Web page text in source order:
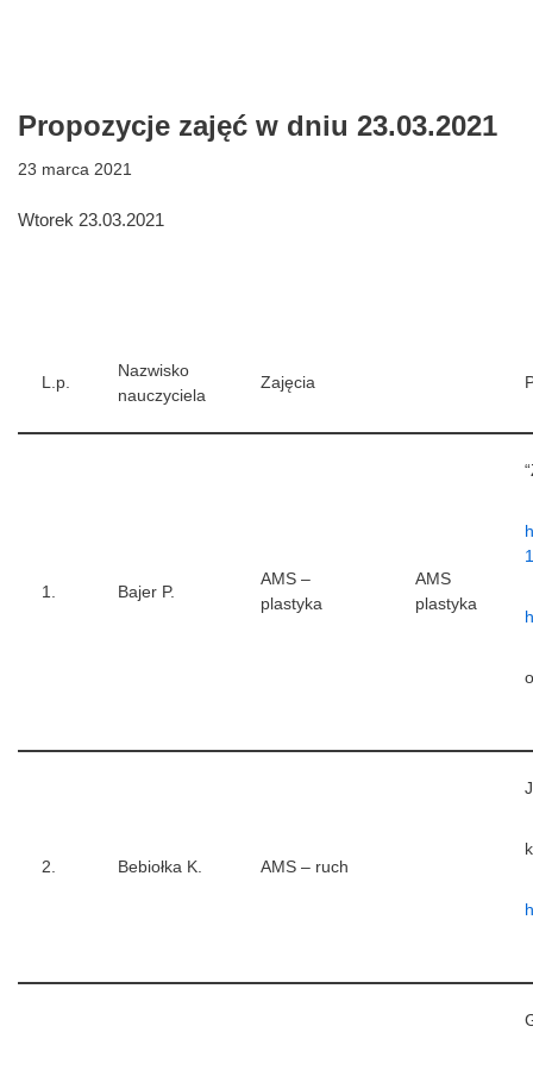
Propozycje zajęć w dniu 23.03.2021
23 marca 2021
Wtorek 23.03.2021
L.p.
Nazwisko
nauczyciela
Zajęcia
1. Bajer P.
AMS –
plastyka
AMS
plastyka
2. Bebiołka K. AMS – ruch